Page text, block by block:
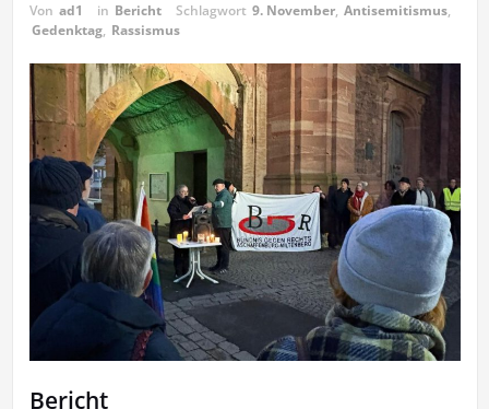
Von ad1 in Bericht Schlagwort 9. November, Antisemitismus,
Gedenktag, Rassismus
Bericht